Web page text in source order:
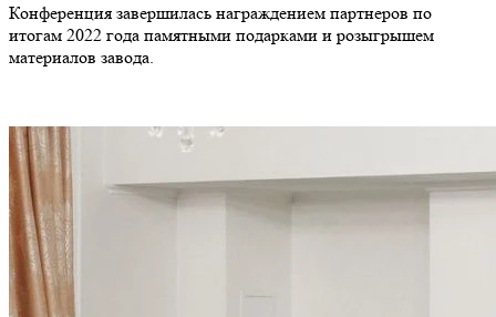
Конференция завершилась награждением партнеров по
итогам 2022 года памятными подарками и розыгрышем
материалов завода.